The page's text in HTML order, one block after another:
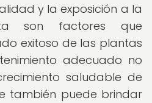
y la exposición a la
son factores que
exitoso de las plantas
adecuado no
saludable de
también puede brindar